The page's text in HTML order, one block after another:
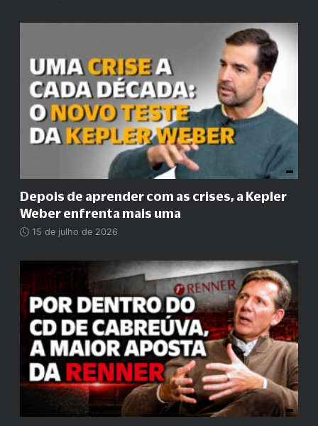
Depois de aprender com as crises, a Kepler
Weber enfrenta mais uma
15 de julho de 2026